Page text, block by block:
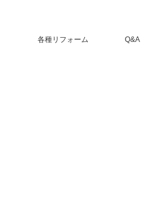
各種リフォーム Q&A